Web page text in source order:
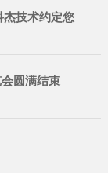
杰技术约定您
圆满结束